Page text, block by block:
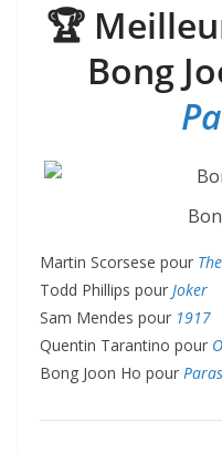
🏆
Bong
Martin Scorsese pour
Todd Phillips pour Joker
Sam Mendes pour 1917
Quentin Tarantino pour
Bong Joon Ho pour